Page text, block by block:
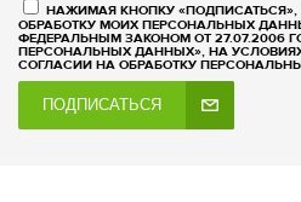
НАЖИМАЯ КНОПКУ
ОБРАБОТКУ МОИХ ПЕРСОНАЛЬНЫХ
ФЕДЕРАЛЬНЫМ ЗАКОНОМ ОТ 27.07.2006
ПЕРСОНАЛЬНЫХ ДАННЫХ», НА
СОГЛАСИИ НА ОБРАБОТКУ
ПОДПИСАТЬСЯ